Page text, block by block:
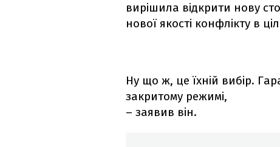
вирішила відкрити нову
нової якості конфлікту в
Ну що ж, це їхній вибір.
закритому режимі,
– заявив він.